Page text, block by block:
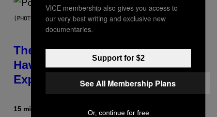
(PHOTO BY JO HALE/GETTY IMAGES)
The Entire Emotional Spectrum of
Having a Sibling Can Be
Explained in Just 4 Pop Songs
15 minutes ago Lauren Boisvert
VICE membership also gives you access to
our very best writing and exclusive new
documentaries.
Support for $2
See All Membership Plans
Or, continue for free